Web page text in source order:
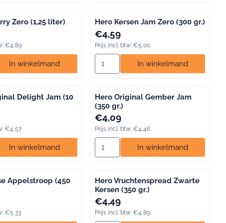
Zero (1,25 liter)
btw: 4,89
€4,89
voor Hero Cherry Zero (1,25 liter)
In winkelmand
Hero Kersen Jam Zero (300 gr.)
Prijs: 4,59, inclusief btw: 5,00
€4,59
Prijs incl. btw:€5,00
Aantal kiezen voor Hero Kersen Jam
In winkelmand
gr.)
Delight Jam (10
btw: 4,57
€4,57
voor Hero Original Delight Jam (10 x 20 gr.)
In winkelmand
Hero Original Gember Jam
(350 gr.)
Prijs: 4,09, inclusief btw: 4,46
€4,09
Prijs incl. btw:€4,46
Aantal kiezen voor Hero Original
In winkelmand
Appelstroop (450
btw: 5,33
€5,33
Hero Vruchtenspread Zwarte
Kersen (350 gr.)
Prijs: 4,49, inclusief btw: 4,89
€4,49
Prijs incl. btw:€4,89